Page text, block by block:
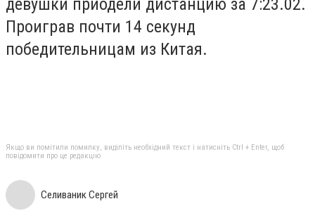
девушки приодели дистанцию за 7:23.02.
Проиграв почти 14 секунд
победительницам из Китая.
Якщо ви помітили помилку, виділіть необхідний текст і натисніть Ctrl + Enter, щоб
повідомити про це редакцію
Селиваник Сергей